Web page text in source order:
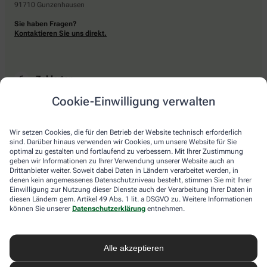
Cookie-Einwilligung verwalten
Wir setzen Cookies, die für den Betrieb der Website technisch erforderlich
sind. Darüber hinaus verwenden wir Cookies, um unsere Website für Sie
optimal zu gestalten und fortlaufend zu verbessern. Mit Ihrer Zustimmung
geben wir Informationen zu Ihrer Verwendung unserer Website auch an
Drittanbieter weiter. Soweit dabei Daten in Ländern verarbeitet werden, in
denen kein angemessenes Datenschutzniveau besteht, stimmen Sie mit Ihrer
Einwilligung zur Nutzung dieser Dienste auch der Verarbeitung Ihrer Daten in
diesen Ländern gem. Artikel 49 Abs. 1 lit. a DSGVO zu. Weitere Informationen
können Sie unserer Datenschutzerklärung entnehmen.
Alle akzeptieren
91710 Gunzenhausen
Sie haben Fragen?
Kontaktieren Sie uns direkt.
Zahlarten
Bar oder mit einer anderen akzeptierten Zahlungsart Ihrer Apotheke vor Ort.
Lieferarten
Abholung in der Apotheke
Botendienstlieferung
apotheke.com Informationen
Newsletter